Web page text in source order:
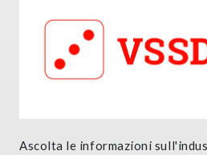
Ascolta le informazioni